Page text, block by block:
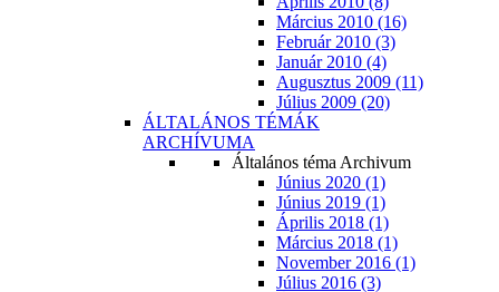
Március 2010 (16)
Február 2010 (3)
Január 2010 (4)
Augusztus 2009 (11)
Július 2009 (20)
ÁLTALÁNOS TÉMÁK
ARCHÍVUMA
Általános téma Archivum
Június 2020 (1)
Június 2019 (1)
Április 2018 (1)
Március 2018 (1)
November 2016 (1)
Július 2016 (3)